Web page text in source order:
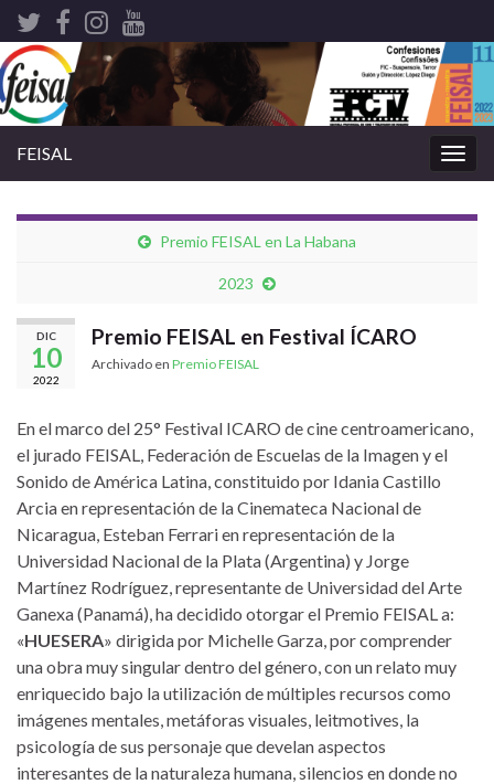
FEISAL
Premio FEISAL en La Habana
2023
DIC
10
2022
Premio FEISAL en Festival ÍCARO
Archivado en Premio FEISAL
En el marco del 25° Festival ICARO de cine centroamericano,
el jurado FEISAL, Federación de Escuelas de la Imagen y el
Sonido de América Latina, constituido por Idania Castillo
Arcia en representación de la Cinemateca Nacional de
Nicaragua, Esteban Ferrari en representación de la
Universidad Nacional de la Plata (Argentina) y Jorge
Martínez Rodríguez, representante de Universidad del Arte
Ganexa (Panamá), ha decidido otorgar el Premio FEISAL a:
«HUESERA» dirigida por Michelle Garza, por comprender
una obra muy singular dentro del género, con un relato muy
enriquecido bajo la utilización de múltiples recursos como
imágenes mentales, metáforas visuales, leitmotives, la
psicología de sus personaje que develan aspectos
interesantes de la naturaleza humana, silencios en donde no